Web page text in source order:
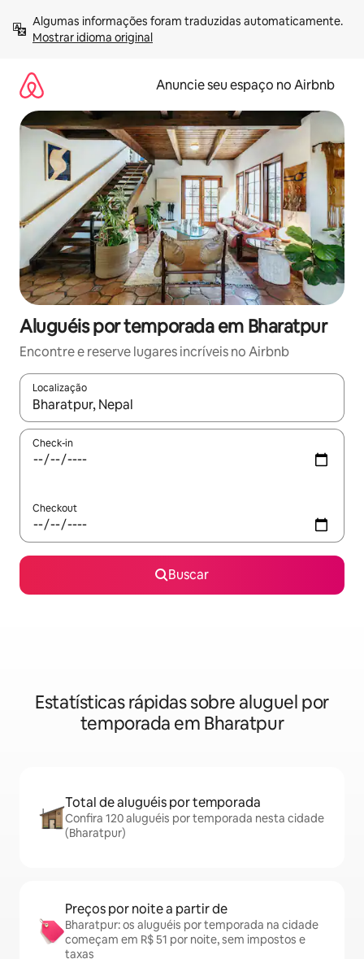
para
Mostrar idioma original
Anuncie seu espaço no Airbnb
Aluguéis por temporada em Bharatpur
Encontre e reserve lugares incríveis no Airbnb
Localização
Quando os resultados estiverem disponíveis, explore-os
Check-in
Checkout
Buscar
Estatísticas rápidas sobre aluguel por
temporada em Bharatpur
Total de aluguéis por temporada
Confira 120 aluguéis por temporada nesta cidade
(Bharatpur)
Preços por noite a partir de
Bharatpur: os aluguéis por temporada na cidade
começam em R$ 51 por noite, sem impostos e
taxas